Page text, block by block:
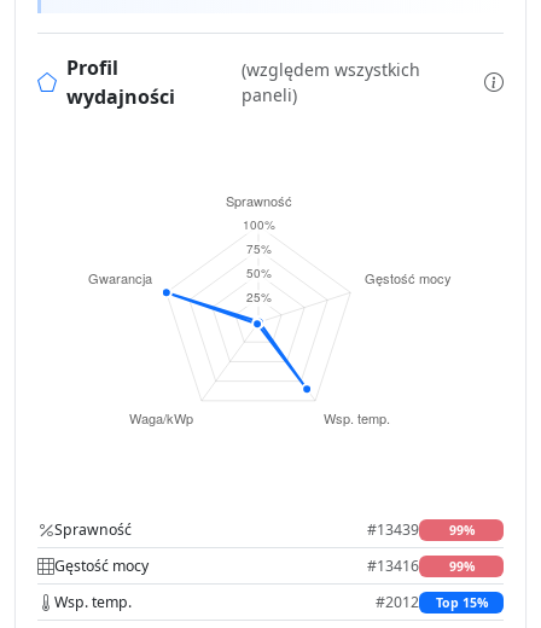
Profil
wydajności
(względem wszystkich
paneli)
Sprawność #13439 99%
Gęstość mocy #13416 99%
Wsp. temp. #2012 Top 15%